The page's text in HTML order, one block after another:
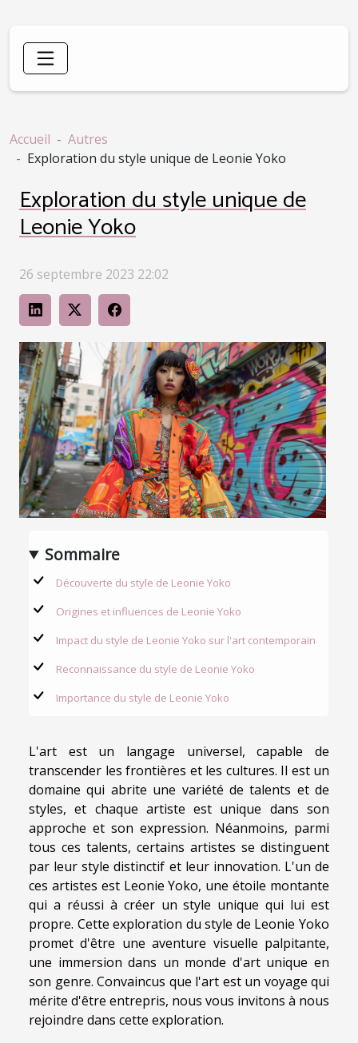
Accueil
Autres
Exploration du style unique de Leonie Yoko
Exploration du style unique de
Leonie Yoko
26 septembre 2023 22:02
Sommaire
Découverte du style de Leonie Yoko
Origines et influences de Leonie Yoko
Impact du style de Leonie Yoko sur l'art contemporain
Reconnaissance du style de Leonie Yoko
Importance du style de Leonie Yoko
L'art est un langage universel, capable de
transcender les frontières et les cultures. Il est un
domaine qui abrite une variété de talents et de
styles, et chaque artiste est unique dans son
approche et son expression. Néanmoins, parmi
tous ces talents, certains artistes se distinguent
par leur style distinctif et leur innovation. L'un de
ces artistes est Leonie Yoko, une étoile montante
qui a réussi à créer un style unique qui lui est
propre. Cette exploration du style de Leonie Yoko
promet d'être une aventure visuelle palpitante,
une immersion dans un monde d'art unique en
son genre. Convaincus que l'art est un voyage qui
mérite d'être entrepris, nous vous invitons à nous
rejoindre dans cette exploration.